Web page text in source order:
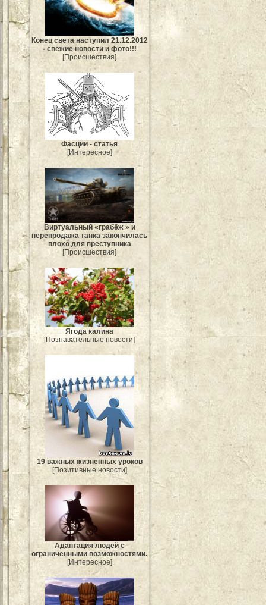
Конец света наступил 21.12.2012
- свежие новости и фото!!!
[Происшествия]
Фасции - статья
[Интересное]
Виртуальный «грабёж » и
перепродажа танка закончилась
плохо для преступника
[Происшествия]
Ягода калина
[Познавательные новости]
19 важных жизненных уроков
[Позитивные новости]
Адаптация людей с
ограниченными возможностями.
[Интересное]